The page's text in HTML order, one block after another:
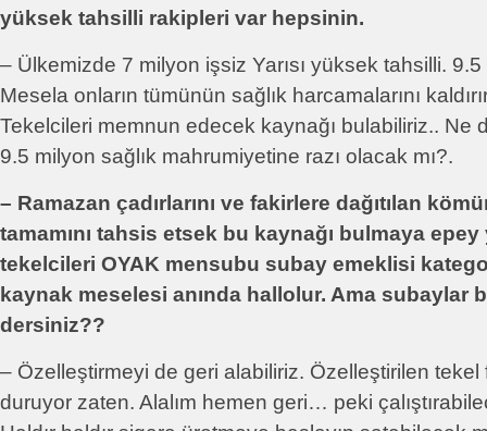
yüksek tahsilli rakipleri var hepsinin.
– Ülkemizde 7 milyon işsiz Yarısı yüksek tahsilli.
Mesela onların tümünün sağlık harcamalarını
Tekelcileri memnun edecek kaynağı bulabiliriz.. Ne
9.5 milyon sağlık mahrumiyetine razı olacak mı?.
– Ramazan çadırlarını ve fakirlere dağıtılan
tamamını tahsis etsek bu kaynağı bulmaya
tekelcileri OYAK mensubu subay emeklisi
kaynak meselesi anında hallolur. Ama subaylar
dersiniz??
– Özelleştirmeyi de geri alabiliriz. Özelleştirilen tekel
duruyor zaten. Alalım hemen geri… peki